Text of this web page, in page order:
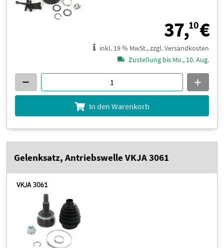
37,10€
inkl. 19 % MwSt., zzgl. Versandkosten
Zustellung bis Mo., 10. Aug.
In den Warenkorb
Gelenksatz, Antriebswelle VKJA 3061